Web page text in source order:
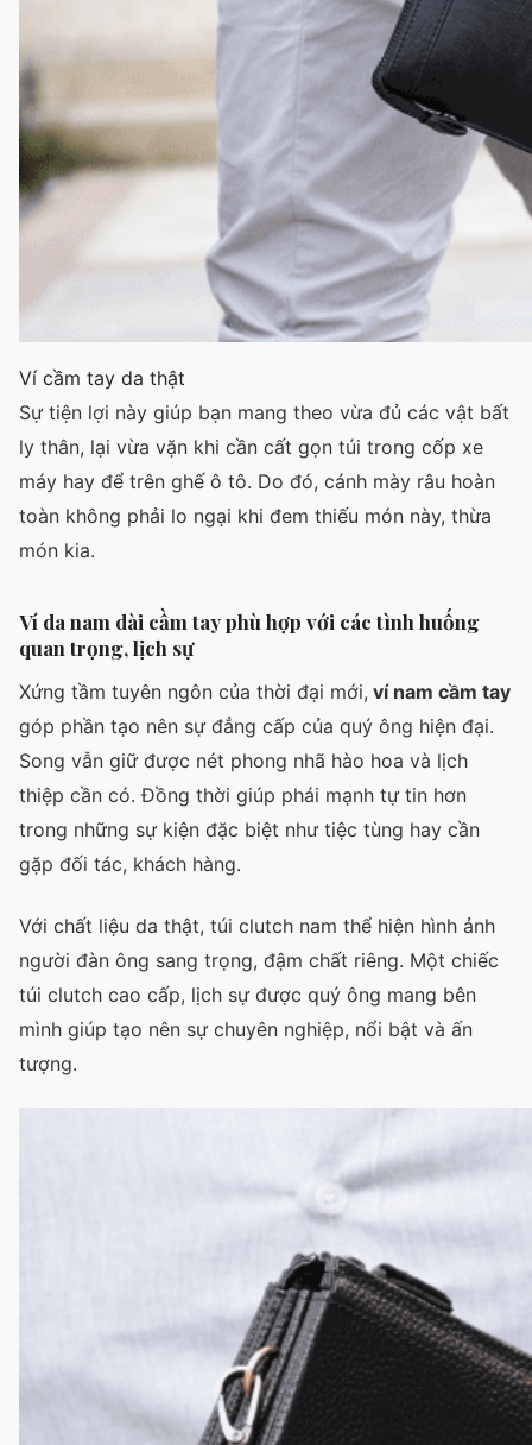
Ví cầm tay da thật
Sự tiện lợi này giúp bạn mang theo vừa đủ các vật bất
ly thân, lại vừa vặn khi cần cất gọn túi trong cốp xe
máy hay để trên ghế ô tô. Do đó, cánh mày râu hoàn
toàn không phải lo ngại khi đem thiếu món này, thừa
món kia.
Ví da nam dài cầm tay phù hợp với các tình huống
quan trọng, lịch sự
Xứng tầm tuyên ngôn của thời đại mới, ví nam cầm tay
góp phần tạo nên sự đẳng cấp của quý ông hiện đại.
Song vẫn giữ được nét phong nhã hào hoa và lịch
thiệp cần có. Đồng thời giúp phái mạnh tự tin hơn
trong những sự kiện đặc biệt như tiệc tùng hay cần
gặp đối tác, khách hàng.
Với chất liệu da thật, túi clutch nam thể hiện hình ảnh
người đàn ông sang trọng, đậm chất riêng. Một chiếc
túi clutch cao cấp, lịch sự được quý ông mang bên
mình giúp tạo nên sự chuyên nghiệp, nổi bật và ấn
tượng.